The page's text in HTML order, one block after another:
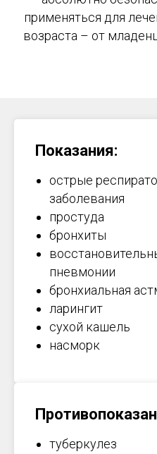
применяться для
возраста – от
Показания:
острые
заболевания
простуда
бронхиты
пневмонии
бронхиальная
ларингит
сухой кашель
насморк
туберкулез